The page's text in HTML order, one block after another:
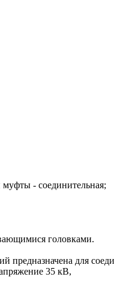
- соединительная;
головками.
предназначена для
35 кВ,